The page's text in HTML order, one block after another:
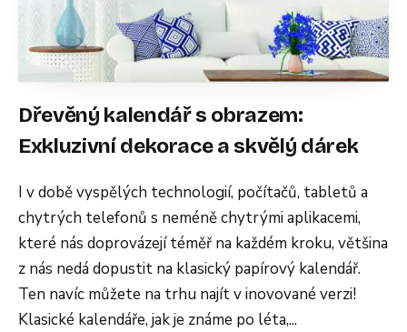
Dřevěný kalendář s obrazem:
Exkluzivní dekorace a skvělý dárek
I v době vyspělých technologií, počítačů, tabletů a
chytrých telefonů s neméně chytrými aplikacemi,
které nás doprovázejí téměř na každém kroku, většina
z nás nedá dopustit na klasický papírový kalendář.
Ten navíc můžete na trhu najít v inovované verzi!
Klasické kalendáře, jak je známe po léta,...